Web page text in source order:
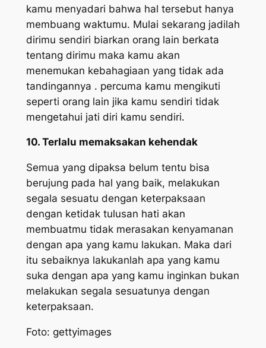
kamu menyadari bahwa hal tersebut hanya
membuang waktumu. Mulai sekarang jadilah
dirimu sendiri biarkan orang lain berkata
tentang dirimu maka kamu akan
menemukan kebahagiaan yang tidak ada
tandingannya . percuma kamu mengikuti
seperti orang lain jika kamu sendiri tidak
mengetahui jati diri kamu sendiri.
10. Terlalu memaksakan kehendak
Semua yang dipaksa belum tentu bisa
berujung pada hal yang baik, melakukan
segala sesuatu dengan keterpaksaan
dengan ketidak tulusan hati akan
membuatmu tidak merasakan kenyamanan
dengan apa yang kamu lakukan. Maka dari
itu sebaiknya lakukanlah apa yang kamu
suka dengan apa yang kamu inginkan bukan
melakukan segala sesuatunya dengan
keterpaksaan.
Foto: gettyimages